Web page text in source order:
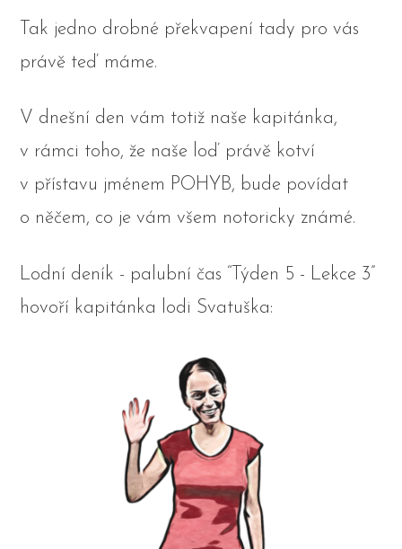
Tak jedno drobné překvapení tady pro vás
právě teď máme.
V dnešní den vám totiž naše kapitánka,
v rámci toho, že naše loď právě kotví
v přístavu jménem POHYB, bude povídat
o něčem, co je vám všem notoricky známé.
Lodní deník - palubní čas “Týden 5 - Lekce 3”
hovoří kapitánka lodi Svatuška: